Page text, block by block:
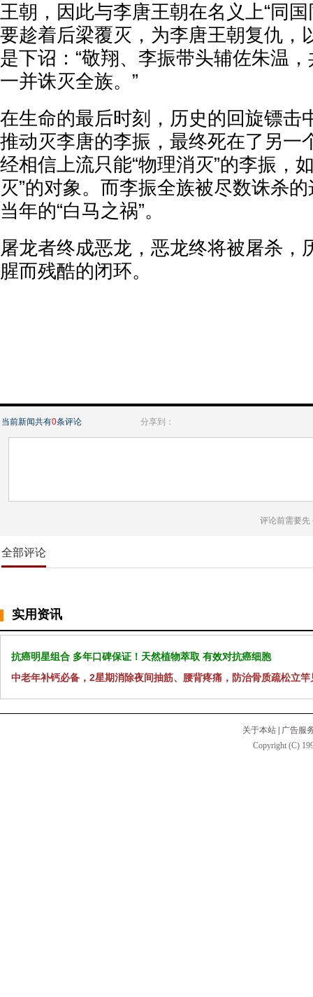
王朝，因此与李唐王朝在名义上“同
要趁着后梁覆灭，为李唐王朝复仇，
是下诏：“敬翔、李振带头辅佐朱温
一并诛灭全族。”
在生命的最后时刻，历史的回旋镖击
推动灭李唐的李振，最终死在了另一
经相信上流只能“物理消灭”的李振，
灭”的对象。而李振全族被尽数诛杀
当年的“白马之祸”。
屠龙者终成恶龙，恶龙终将被屠杀，
腥而残酷的闭环。
当前新闻共有0条评论 分享到：
评论前需要先
全部评论
实用资讯
抗癌明星组合 多年口碑保证！天然植物萃取 有效对抗癌细胞
中老年补钙必备，2星期消除夜间抽筋、腰背疼痛，防治骨质疏松立竿
关于本站
广告服
Copyright (C)